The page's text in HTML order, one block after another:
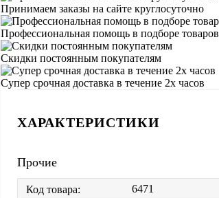
Принимаем заказы на сайте круглосуточно
Профессиональная помощь в подборе товаров
Скидки постоянным покупателям
Супер срочная доставка в течение 2х часов
ХАРАКТЕРИСТИКИ
Прочие
Код товара:
6471